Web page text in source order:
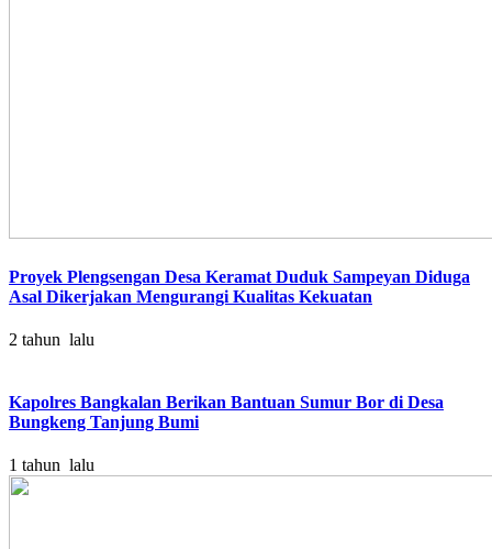
Proyek Plengsengan Desa Keramat Duduk Sampeyan Diduga
Asal Dikerjakan Mengurangi Kualitas Kekuatan
2 tahun lalu
Kapolres Bangkalan Berikan Bantuan Sumur Bor di Desa
Bungkeng Tanjung Bumi
1 tahun lalu